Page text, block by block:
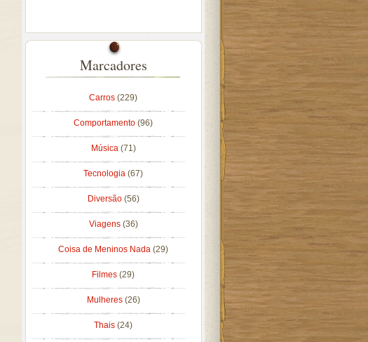
Marcadores
Carros (229)
Comportamento (96)
Música (71)
Tecnologia (67)
Diversão (56)
Viagens (36)
Coisa de Meninos Nada (29)
Filmes (29)
Mulheres (26)
Thais (24)